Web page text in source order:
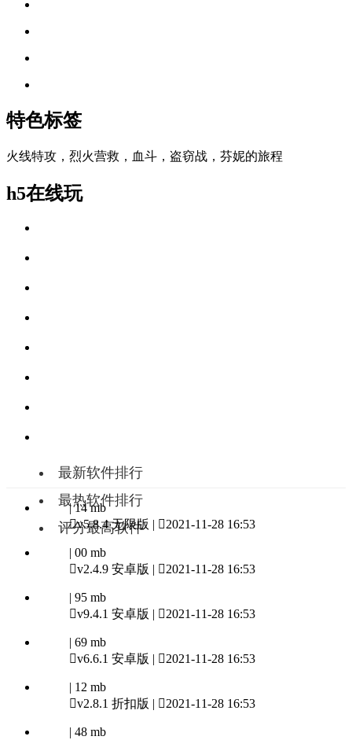
特色标签
火线特攻，烈火营救，血斗，盗窃战，芬妮的旅程
h5在线玩
最新软件排行
最热软件排行
评分最高软件
| 14 mb
v5.8.4 无限版 | 2021-11-28 16:53
| 00 mb
v2.4.9 安卓版 | 2021-11-28 16:53
| 95 mb
v9.4.1 安卓版 | 2021-11-28 16:53
| 69 mb
v6.6.1 安卓版 | 2021-11-28 16:53
| 12 mb
v2.8.1 折扣版 | 2021-11-28 16:53
| 48 mb